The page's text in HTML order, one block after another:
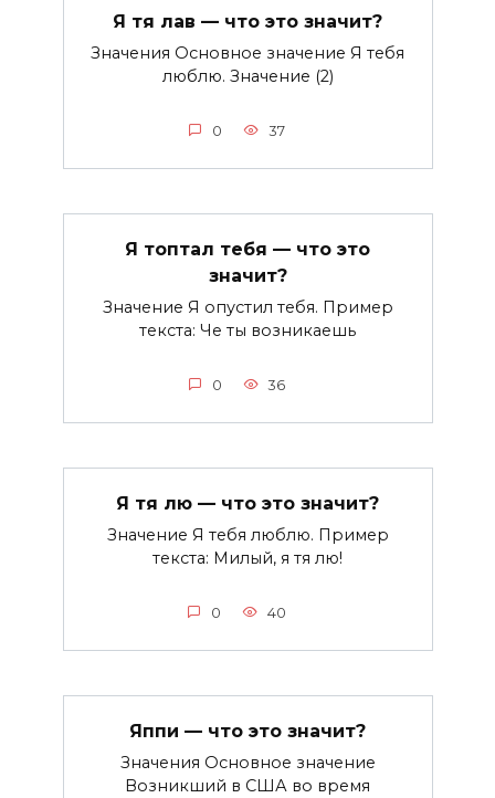
Я тя лав — что это значит?
Значения Основное значение Я тебя
люблю. Значение (2)
0 37
Я топтал тебя — что это
значит?
Значение Я опустил тебя. Пример
текста: Че ты возникаешь
0 36
Я тя лю — что это значит?
Значение Я тебя люблю. Пример
текста: Милый, я тя лю!
0 40
Яппи — что это значит?
Значения Основное значение
Возникший в США во время